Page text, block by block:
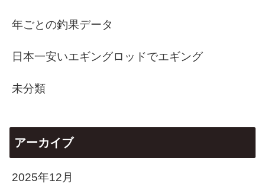
年ごとの釣果データ
日本一安いエギングロッドでエギング
未分類
アーカイブ
2025年12月